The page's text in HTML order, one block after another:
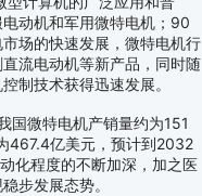
动机和军用微特电机；90
场的快速发展，微特电机行
流电动机等新产品，同时随
制技术获得迅速发展。
微特电机产销量约为151
467.4亿美元，预计到2032
化程度的不断加深，加之医
步发展态势。